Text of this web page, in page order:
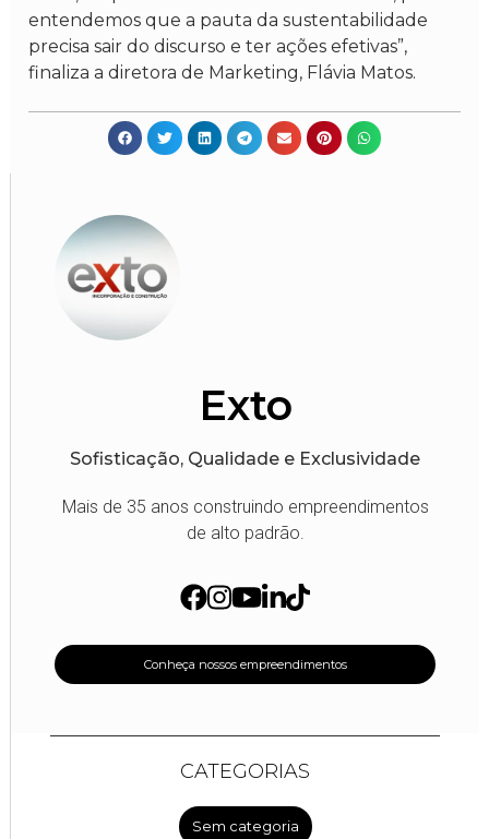
Exto
Sofisticação, Qualidade e Exclusividade
Mais de 35 anos construindo empreendimentos
de alto padrão.
Conheça nossos empreendimentos
CATEGORIAS
Sem categoria
entendemos que a pauta da sustentabilidade
precisa sair do discurso e ter ações efetivas”,
finaliza a diretora de Marketing, Flávia Matos.